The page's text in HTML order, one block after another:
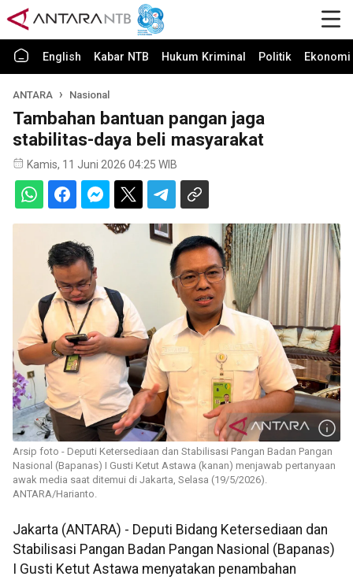
English Kabar NTB Hukum Kriminal Politik
ANTARA Nasional
Tambahan bantuan pangan jaga
stabilitas-daya beli masyarakat
Kamis, 11 Juni 2026 04:25 WIB
Arsip foto - Deputi Ketersediaan dan Stabilisasi Pangan Badan Pangan
Nasional (Bapanas) I Gusti Ketut Astawa (kanan) menjawab pertanyaan
awak media saat ditemui di Jakarta, Selasa (19/5/2026).
ANTARA/Harianto.
Jakarta (ANTARA) - Deputi Bidang Ketersediaan dan
Stabilisasi Pangan Badan Pangan Nasional (Bapanas)
I Gusti Ketut Astawa menyatakan penambahan